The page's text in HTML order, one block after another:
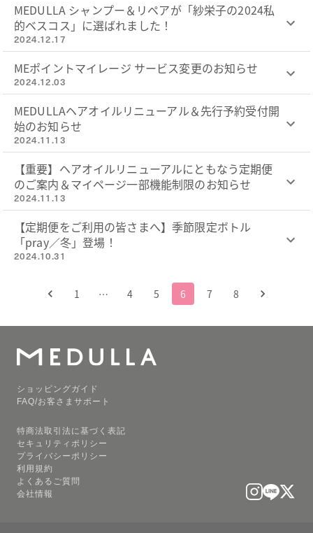
MEDULLA シャンプー＆リペアが「紗栄子の2024私
的ベスコス」に選ばれました！
2024.12.17
MEポイントマイレージ サービス変更のお知らせ
2024.12.03
MEDULLAヘアオイルリニューアル＆先行予約受付開
始のお知らせ
2024.11.13
【重要】ヘアオイルリニューアルにともなう定期便
のご案内＆マイページ一部機能制限のお知らせ
2024.11.13
【定期便をご利用の皆さまへ】季節限定ボトル
「pray／冬」登場！
2024.10.31
1 … 4 5 6 7 8
ショッピングガイド
FAQ/お客さまサポート
特商法取引法に基づく表記
セキュリティポリシー
プライバシーポリシー
利用規約
よくあるご質問
会社情報